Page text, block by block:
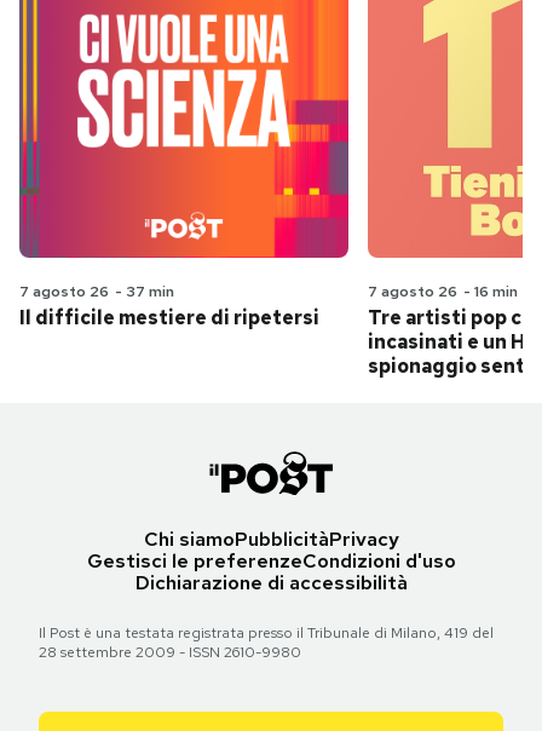
7 agosto 26 - 37 min
Il difficile mestiere di ripetersi
7 agosto 26 - 16 min
Tre artisti pop
incasinati e un
spionaggio
Chi siamoPubblicitàPrivacy
Gestisci le preferenzeCondizioni d'uso
Dichiarazione di accessibilità
Il Post è una testata registrata presso il Tribunale di Milano, 419 del
28 settembre 2009 - ISSN 2610-9980